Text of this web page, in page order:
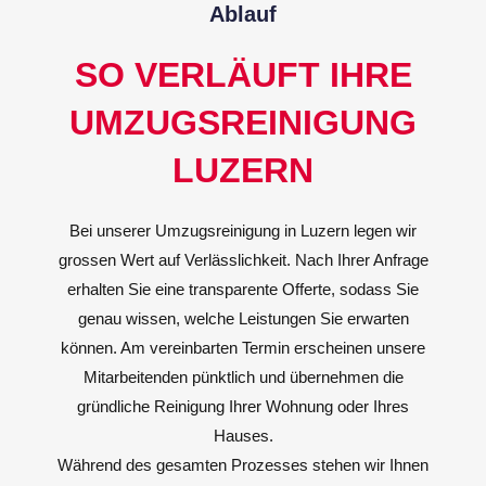
Ablauf
SO VERLÄUFT IHRE
UMZUGSREINIGUNG
LUZERN
Bei unserer Umzugsreinigung in Luzern legen wir
grossen Wert auf Verlässlichkeit. Nach Ihrer Anfrage
erhalten Sie eine transparente Offerte, sodass Sie
genau wissen, welche Leistungen Sie erwarten
können. Am vereinbarten Termin erscheinen unsere
Mitarbeitenden pünktlich und übernehmen die
gründliche Reinigung Ihrer Wohnung oder Ihres
Hauses.
Während des gesamten Prozesses stehen wir Ihnen